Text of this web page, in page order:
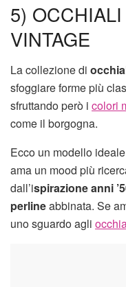
5)
VINTAGE
La collezione di
sfoggiare forme più
sfruttando però i colori
come il borgogna.
Ecco un modello
ama un mood più
dall’ispirazione anni
perlineabbinata. Se
uno sguardo agli